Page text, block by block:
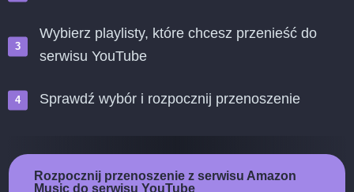
Wybierz playlisty, które chcesz przenieść do
serwisu YouTube
Sprawdź wybór i rozpocznij przenoszenie
Rozpocznij przenoszenie z serwisu Amazon
Music do serwisu YouTube